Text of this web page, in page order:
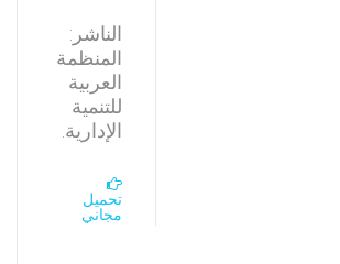
الناشر:
المنظمة
العربية
للتنمية
الإدارية.
تحميل
مجاني